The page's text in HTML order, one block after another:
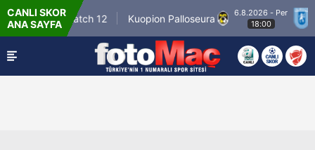
CANLI SKOR
ANA SAYFA
Winner Match 12 Kuopion Palloseura
6.8.2026 - Per
18:00
CS